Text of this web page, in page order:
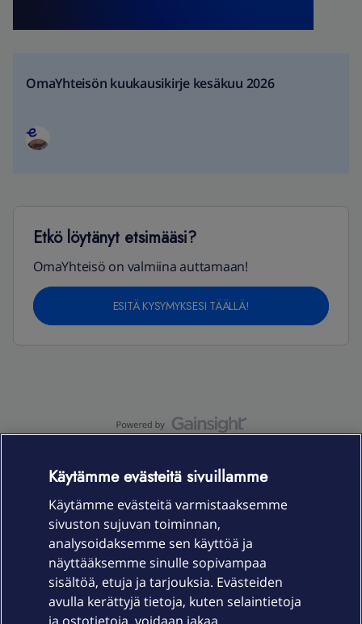
OmaYhteisön kuukausikirje kesäkuu 2026
Etkö löytänyt etsimääsi?
OmaYhteisö on valmiina auttamaan!
ESITÄ KYSYMYKSESI TÄÄLLÄ!
Laitteet & liittymät
Palvelut
Käytämme evästeitä sivuillamme
Käytämme evästeitä varmistaaksemme
sivuston sujuvan toiminnan,
analysoidaksemme sen käyttöä ja
näyttääksemme sinulle sopivampaa
sisältöä, etuja ja tarjouksia. Evästeiden
avulla kerättyjä tietoja, kuten selaintietoja